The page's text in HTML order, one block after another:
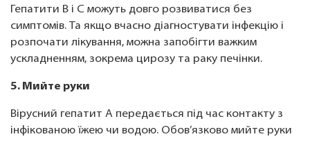
Гепатити В і С можуть довго розвиватися без
симптомів. Та якщо вчасно діагностувати інфекцію і
розпочати лікування, можна запобігти важким
ускладненням, зокрема цирозу та раку печінки.
5. Мийте руки
Вірусний гепатит А передається під час контакту з
інфікованою їжею чи водою. Обов’язково мийте руки